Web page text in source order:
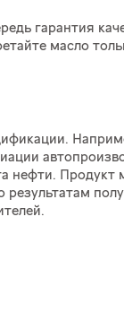
гарантия
масло
нефти. Продукт